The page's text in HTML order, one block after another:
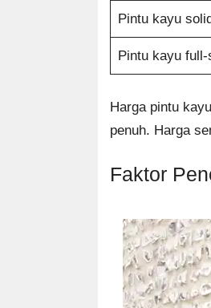
Pintu kayu
Pintu kayu
Harga pintu
penuh. Harga
Faktor